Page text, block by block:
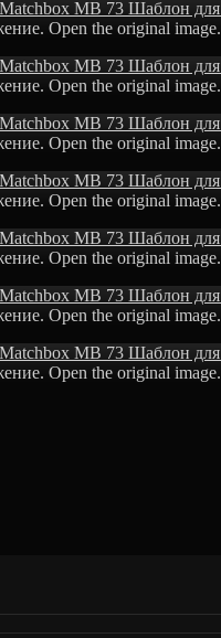
Open the original image.
Open the original image.
Open the original image.
Open the original image.
Open the original image.
Open the original image.
Open the original image.